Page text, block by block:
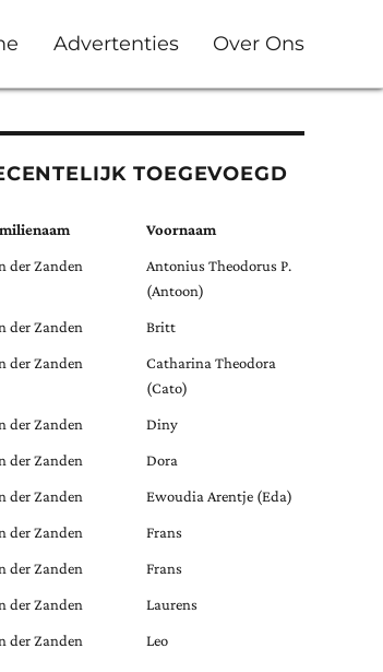
Advertenties Over Ons
TOEGEVOEGD
Voornaam
der Zanden
Antonius Theodorus P.
(Antoon)
der Zanden Britt
der Zanden
Catharina Theodora
(Cato)
der Zanden Diny
der Zanden Dora
der Zanden Ewoudia Arentje (Eda)
der Zanden Frans
der Zanden Frans
der Zanden Laurens
der Zanden Leo